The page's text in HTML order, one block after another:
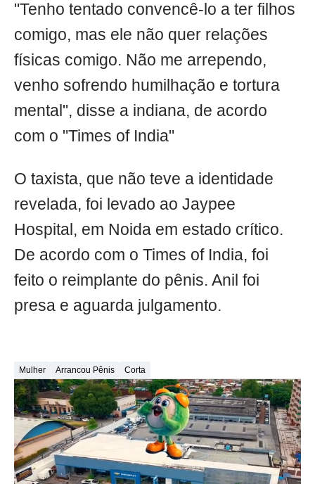
"Tenho tentado convencê-lo a ter filhos
comigo, mas ele não quer relações
físicas comigo. Não me arrependo,
venho sofrendo humilhação e tortura
mental", disse a indiana, de acordo
com o "Times of India"
O taxista, que não teve a identidade
revelada, foi levado ao Jaypee
Hospital, em Noida em estado crítico.
De acordo com o Times of India, foi
feito o reimplante do pênis. Anil foi
presa e aguarda julgamento.
Mulher Arrancou Pênis Corta